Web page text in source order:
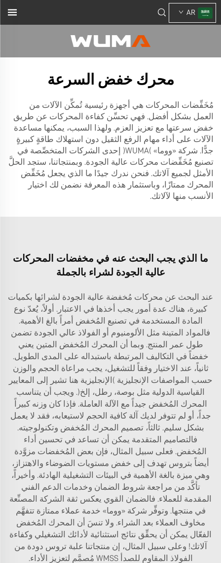
AR
محرك خفض السرعة
مُخَفِّضات المحركات هي أجهزة رئيسية تُمكِّن الآلات من
العمل بشكل أفضل. فهي تحسِّن كفاءة المحركات عن طريق
خفض سرعتها مع تعزيز العزم. ولهذا السبب، يمكنها مساعدة
الآلات على أداء مهام الرفع الثقيل دون استهلاك طاقةٍ كبيرةٍ
جدًّا. شركة «ووما» (WUMA) إحدى الشركات المتخصِّصة في
تصنيع مُخَفِّضات محركات عالية الجودة. وبمنتجاتنا، ستجد الحلَّ
الأمثل لجميع آلاتك. فنحن ندرك جيدًا ما الذي يجعل مُخَفِّض
المحرك ممتازًا، وباستثمار هذه المعرفة نضمن لك اختيار
الأنسب منها لآلاتك.
ما الذي يجب البحث عنه في مخفضات المحركات
عالية الجودة لشراء بالجملة
عند البحث عن محركات مُخفضة عالية الجودة لشرائها بكميات
كبيرة، هناك عدة أمور يجب أخذها في الاعتبار. أولاً، يُعدّ نوع
المادة المستخدمة في تصنيع المُخفض أمراً بالغ الأهمية.
فالمواد المتينة مثل الألومنيوم أو الفولاذ عالي الجودة تضمن
طول عمر المنتج. وبما أن المحرك المُخفض المتين يعني
خفضاً في التكاليف المرتبطة باستبداله على المدى الطويل.
ثانياً، عند الاختيار وفقاً للتشغيل، يجب مراعاة الحجم والوزن
حسب المواصفات الإنجليزية (الإنجليزية هنا تشير إلى المعايير
القياسية الدولية مثل بوصة، رطل، إلخ). ويجب أن يتناسب
المحرك المُخفض جيداً مع الآلة العاملة. فإذا كان وزنه كبيراً
جداً، أو لم تتوفر لديك آلة كافية الحجم لاستيعابه، فقد لا يعمل
بشكل سليم. ثالثاً، تصميم المحرك المُخفض وتكنولوجيته.
فالتصاميم المتقدمة يمكن أن تساعد في تحسين أداء
المُخفض. فعلى سبيل المثال، فإن بعض المُخفضات مزوَّدة
أيضاً بتروس تهدف إلى خفض مستويات الضوضاء والاهتزاز،
وهي ميزة بالغة الأهمية في البيئات التشغيلية الهادئة. وأخيراً،
تأكَّد من مراجعة شروط الضمان وخدمات الدعم الفني
المقدمة للعملاء. فالضمان القوي يعكس ثقة الشركة المصنِّعة
في منتجها. وتوفِّر شركة «ووما» خدمة عملاء ممتازة تتفهَّم
مخاوف العملاء بعد الشراء. ولا تنسَ أن المحرك المُخفض
الفعّال يمكن أن يحقِّق نتائج استثنائية لأدائك التشغيلي وكفاءة
آلاتك! وعلى سبيل المثال، إن منتجاتنا علبة تروس دودة من
الفولاذ المقاوم للصدأ WMSS
مُصمَّم لتعزيز الأداء.